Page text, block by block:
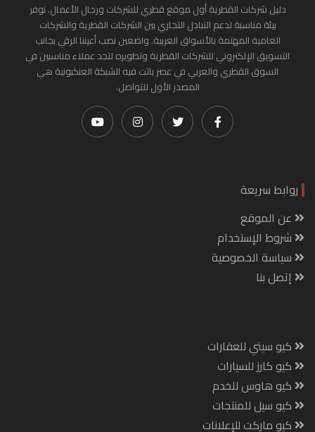
دليل شركات القطرية أول موقع قطري للشركات ورجال الأعمال. نوفر
بيئة مناسبة لدعم التبادل التجاري بين الشركات القطرية والشركات
العامية المهتمة بالأسواق العربية. واضعين نصب أعيننا الرقي بجانب
التسويق الإلكتروني للشركات القطرية وتطويره لتجد عملاء مناسبين في
السوق القطري والعربي في عصر باتت فيه الشبكة العنكبونية هي
المصدر الأول للتواصل.
روابط سريعة
عن الموقع
شروط الإستخدام
سياسة الخصوصية
إتصل بنا
كيو سيتي للعقارات
كيو كارز للسيارات
كيو هاوس للخدم
كيو سيل للمنتجات
كيو ماركت للإعلانات